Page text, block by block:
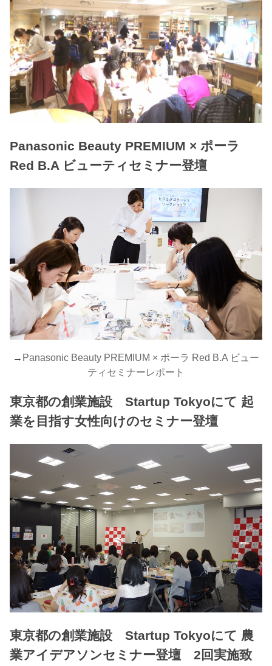
Panasonic Beauty PREMIUM × ポーラ
Red B.A ビューティセミナー登壇
→ Panasonic Beauty PREMIUM × ポーラ Red B.A ビュー
ティセミナーレポート
東京都の創業施設 Startup Tokyoにて 起
業を目指す女性向けのセミナー登壇
東京都の創業施設 Startup Tokyoにて 農
業アイデアソンセミナー登壇 2回実施致